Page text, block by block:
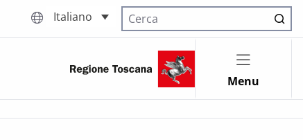
Italiano
Cerca nel sito
Menu